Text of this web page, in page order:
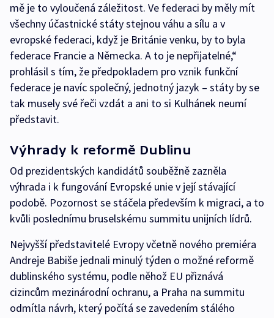
mě je to vyloučená záležitost. Ve federaci by měly mít
všechny účastnické státy stejnou váhu a sílu a v
evropské federaci, když je Británie venku, by to byla
federace Francie a Německa. A to je nepřijatelné,“
prohlásil s tím, že předpokladem pro vznik funkční
federace je navíc společný, jednotný jazyk – státy by se
tak musely své řeči vzdát a ani to si Kulhánek neumí
představit.
Výhrady k reformě Dublinu
Od prezidentských kandidátů souběžně zazněla
výhrada i k fungování Evropské unie v její stávající
podobě. Pozornost se stáčela především k migraci, a to
kvůli poslednímu bruselskému summitu unijních lídrů.
Nejvyšší představitelé Evropy včetně nového premiéra
Andreje Babiše jednali minulý týden o možné reformě
dublinského systému, podle něhož EU přiznává
cizincům mezinárodní ochranu, a Praha na summitu
odmítla návrh, který počítá se zavedením stálého